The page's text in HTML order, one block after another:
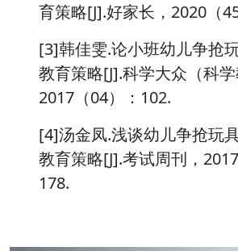
育策略[J].好家长，2020（
[3]韩佳雯.论小班幼儿争抢
教育策略[J].科学大众（科学
2017（04）：102.
[4]汤金凤.浅谈幼儿争抢玩
教育策略[J].考试周刊，
178.